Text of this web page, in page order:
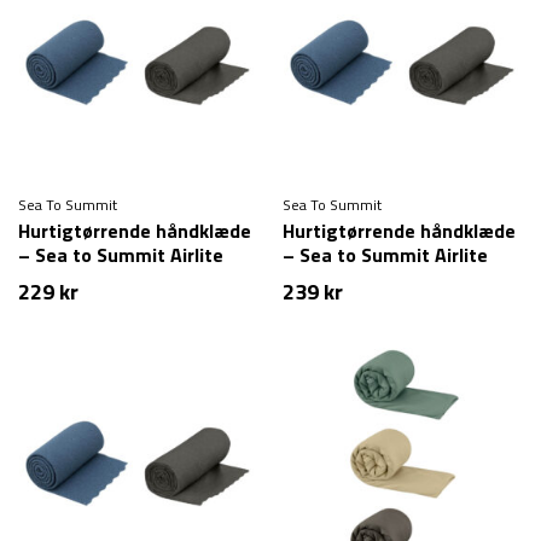
Sea To Summit
Hurtigtørrende håndklæde
– Sea to Summit Airlite
Towel – Large
229kr
Sea To Summit
Hurtigtørrende håndklæde
– Sea to Summit Airlite
Towel – Medium
239kr